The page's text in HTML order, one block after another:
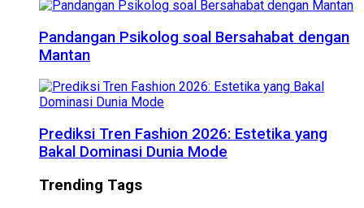
Pandangan Psikolog soal Bersahabat dengan
Mantan
Prediksi Tren Fashion 2026: Estetika yang
Bakal Dominasi Dunia Mode
Trending Tags